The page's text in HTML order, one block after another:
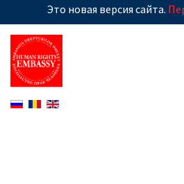
Это новая версия сайта.